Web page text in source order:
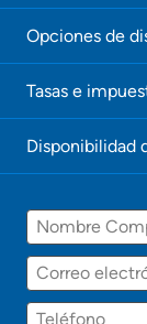
e
c
t
r
á
r
Opciones de
Tasas e
Disponibilidad
Nombre
Correo
electrónico
Teléfono